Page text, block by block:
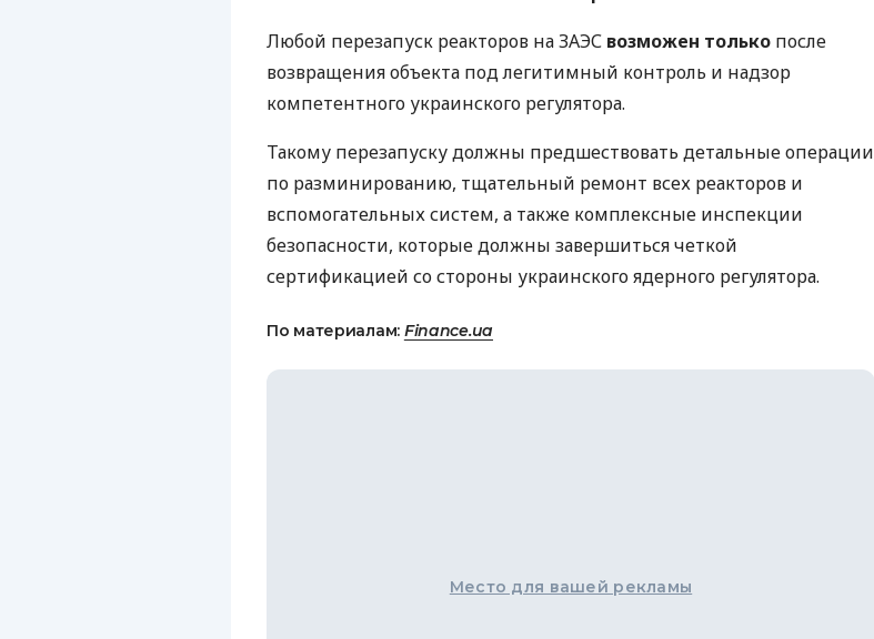
Любой перезапуск реакторов на ЗАЭС возможен только после
возвращения объекта под легитимный контроль и надзор
компетентного украинского регулятора.
Такому перезапуску должны предшествовать детальные операции
по разминированию, тщательный ремонт всех реакторов и
вспомогательных систем, а также комплексные инспекции
безопасности, которые должны завершиться четкой
сертификацией со стороны украинского ядерного регулятора.
По материалам: Finance.ua
Место для вашей рекламы